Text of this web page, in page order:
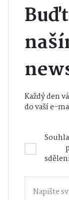
Každý den
do vaší e-